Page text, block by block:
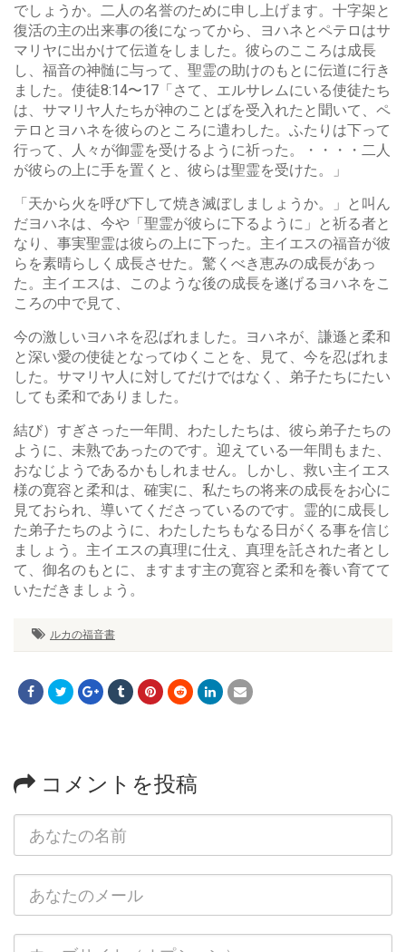
でしょうか。二人の名誉のために申し上げます。十字架と
復活の主の出来事の後になってから、ヨハネとペテロはサ
マリヤに出かけて伝道をしました。彼らのこころは成長
し、福音の神髄に与って、聖霊の助けのもとに伝道に行き
ました。使徒8:14〜17「さて、エルサレムにいる使徒たち
は、サマリヤ人たちが神のことばを受入れたと聞いて、ペ
テロとヨハネを彼らのところに遣わした。ふたりは下って
行って、人々が御霊を受けるように祈った。・・・・二人
が彼らの上に手を置くと、彼らは聖霊を受けた。」
「天から火を呼び下して焼き滅ぼしましょうか。」と叫ん
だヨハネは、今や「聖霊が彼らに下るように」と祈る者と
なり、事実聖霊は彼らの上に下った。主イエスの福音が彼
らを素晴らしく成長させた。驚くべき恵みの成長があっ
た。主イエスは、このような後の成長を遂げるヨハネをこ
ころの中で見て、
今の激しいヨハネを忍ばれました。ヨハネが、謙遜と柔和
と深い愛の使徒となってゆくことを、見て、今を忍ばれま
した。サマリヤ人に対してだけではなく、弟子たちにたい
しても柔和でありました。
結び）すぎさった一年間、わたしたちは、彼ら弟子たちの
ように、未熟であったのです。迎えている一年間もまた、
おなじようであるかもしれません。しかし、救い主イエス
様の寛容と柔和は、確実に、私たちの将来の成長をお心に
見ておられ、導いてくださっているのです。霊的に成長し
た弟子たちのように、わたしたちもなる日がくる事を信じ
ましょう。主イエスの真理に仕え、真理を託された者とし
て、御名のもとに、ますます主の寛容と柔和を養い育てて
いただきましょう。
ルカの福音書
コメントを投稿